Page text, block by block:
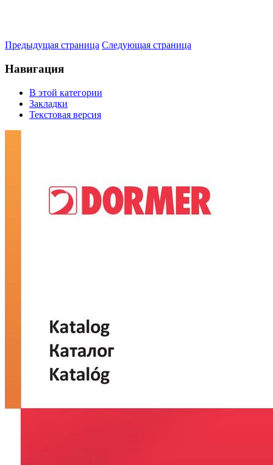
Предыдущая страница Следующая страница
Навигация
В этой категории
Закладки
Текстовая версия